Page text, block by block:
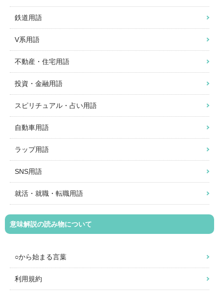
鉄道用語
V系用語
不動産・住宅用語
投資・金融用語
スピリチュアル・占い用語
自動車用語
ラップ用語
SNS用語
就活・就職・転職用語
意味解説の読み物について
○から始まる言葉
利用規約